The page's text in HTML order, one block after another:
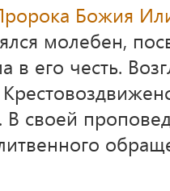
Божия
молебен,
в его честь.
В своей